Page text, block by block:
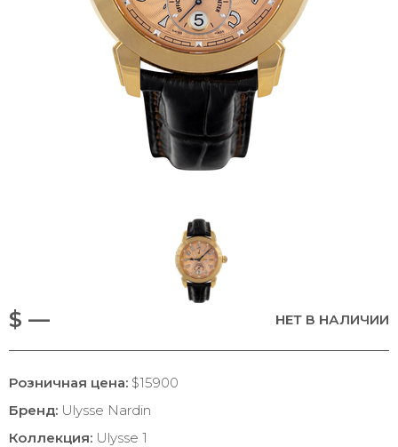
$ — НЕТ В НАЛИЧИИ
Розничная цена: $15900
Бренд: Ulysse Nardin
Коллекция: Ulysse 1